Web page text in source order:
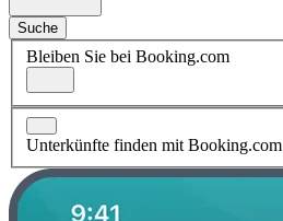
Suche
Bleiben Sie bei Booking.com
Unterkünfte finden mit Booking.com